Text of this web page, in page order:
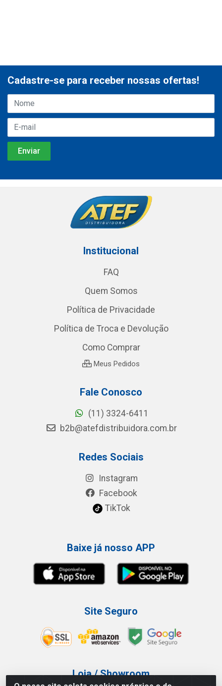
Cadastre-se para receber nossas ofertas!
Institucional
FAQ
Quem Somos
Política de Privacidade
Política de Troca e Devolução
Como Comprar
Meus Pedidos
Fale Conosco
(11) 3324-6411
b2b@atefdistribuidora.com.br
Redes Sociais
Instagram
Facebook
TikTok
Baixe já nosso APP
Site Seguro
Loja / Showroom